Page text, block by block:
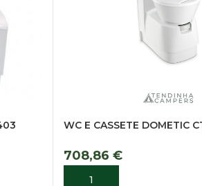
WC E CASSETE DOMETIC
708,86 €
ADICIONAR